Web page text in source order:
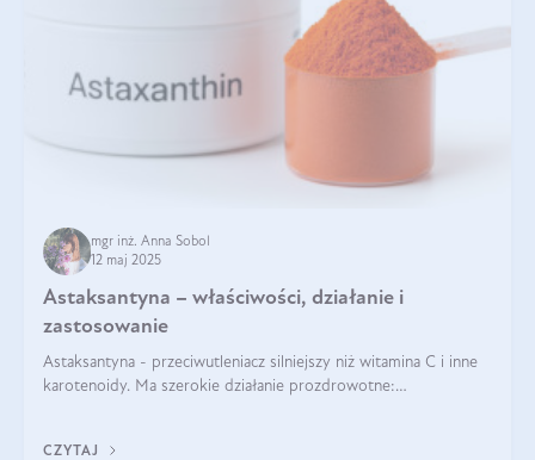
mgr inż. Anna Sobol
12 maj 2025
Astaksantyna – właściwości, działanie i
zastosowanie
Astaksantyna - przeciwutleniacz silniejszy niż witamina C i inne
karotenoidy. Ma szerokie działanie prozdrowotne:
CZYTAJ